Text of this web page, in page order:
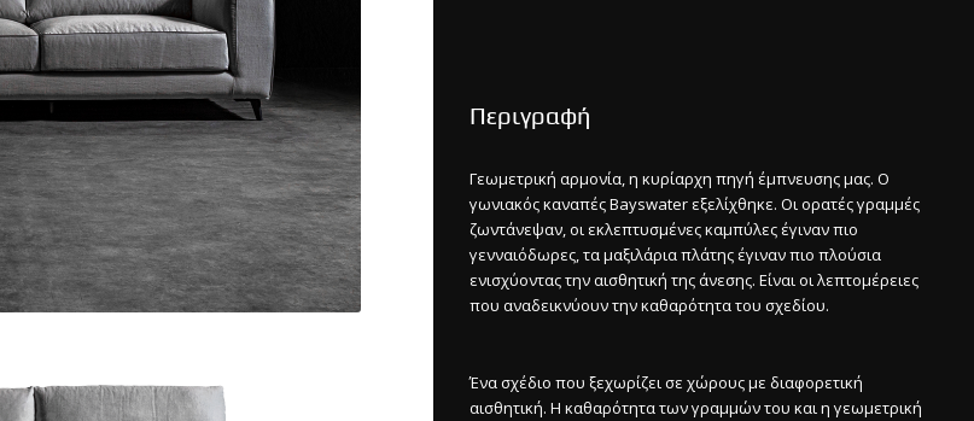
Περιγραφή
Γεωμετρική αρμονία, η κυρίαρχη πηγή έμπνευσης μας. Ο
γωνιακός καναπές Bayswater εξελίχθηκε. Οι ορατές γραμμές
ζωντάνεψαν, οι εκλεπτυσμένες καμπύλες έγιναν πιο
γενναιόδωρες, τα μαξιλάρια πλάτης έγιναν πιο πλούσια
ενισχύοντας την αισθητική της άνεσης. Είναι οι λεπτομέρειες
που αναδεικνύουν την καθαρότητα του σχεδίου.
Ένα σχέδιο που ξεχωρίζει σε χώρους με διαφορετική
αισθητική. Η καθαρότητα των γραμμών του και η γεωμετρική